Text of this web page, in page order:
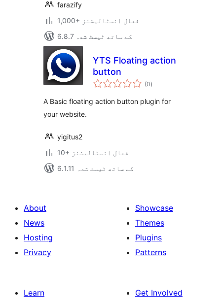
farazify
1,000+ فعال انسٹالیشنز
6.8.7 کے ساتھ ٹیسٹ شدہ
YTS Floating action
button
(0مجموعی
درجہ
)
A Basic floating action button plugin for
your website.
yigitus2
10+ فعال انسٹالیشنز
6.1.11 کے ساتھ ٹیسٹ شدہ
About
News
Hosting
Privacy
Showcase
Themes
Plugins
Patterns
Learn
Get Involved